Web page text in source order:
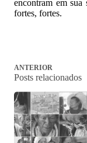
encontram em sua
fortes, fortes.
ANTERIOR
Posts relacionados